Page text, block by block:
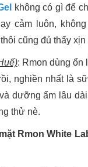
không có gì để
cảm luôn,
cũng đủ thấy
: Rmon dùng ổn
nghiền nhất là
dưỡng ẩm lâu
thử nè.
Rmon White